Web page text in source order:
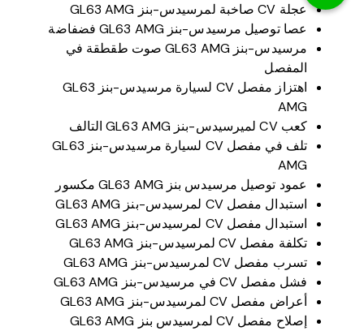
عجلة CV صاخبة لمرسيدس-بنز GL63 AMG
عصا توصيل مرسيدس-بنز GL63 AMG فضفاضة
مرسيدس-بنز GL63 AMG صوت طقطقة في
المفصل
اهتزاز مفصل CV لسيارة مرسيدس-بنز GL63
AMG
كعب CV لميرسيدس-بنز GL63 AMG التالف
تلف في مفصل CV لسيارة مرسيدس-بنز GL63
AMG
عمود توصيل مرسيدس بنز GL63 AMG مكسور
استبدال مفصل CV لمرسيدس-بنز GL63 AMG
استبدال مفصل CV لمرسيدس-بنز GL63 AMG
تكلفة مفصل CV لمرسيدس-بنز GL63 AMG
تسرب مفصل CV لمرسيدس-بنز GL63 AMG
فشل مفصل CV في مرسيدس-بنز GL63 AMG
أعراض مفصل CV لمرسيدس-بنز GL63 AMG
إصلاح مفصل CV لمرسيدس بنز GL63 AMG